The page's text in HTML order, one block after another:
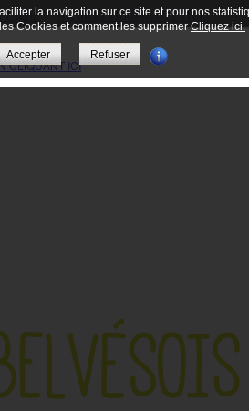
Ligne
Meilleur Bookmaker Hors
En Ligne France
Casino En Ligne
Casino En Ligne
la navigation sur ce site et pour nos
Cookies et comment les supprimerCliquez ici.
Accepter Refuser
CLIQUANT ICI